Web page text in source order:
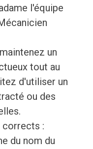
l'équipe
un
tout au
d'utiliser un
ou des
corrects :
du nom du